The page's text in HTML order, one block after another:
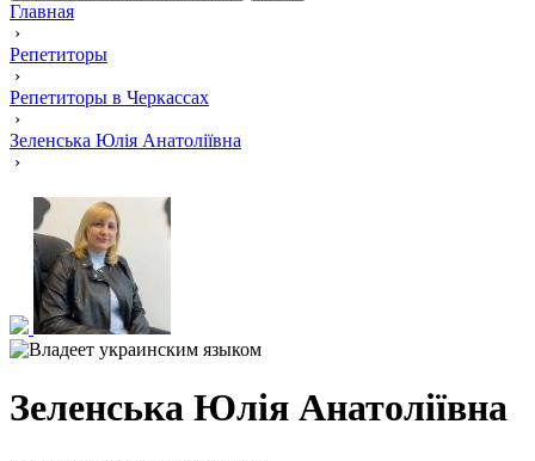
Главная
›
Репетиторы
›
Репетиторы в Черкассах
›
Зеленська Юлія Анатоліївна
›
Зеленська Юлія Анатоліївна